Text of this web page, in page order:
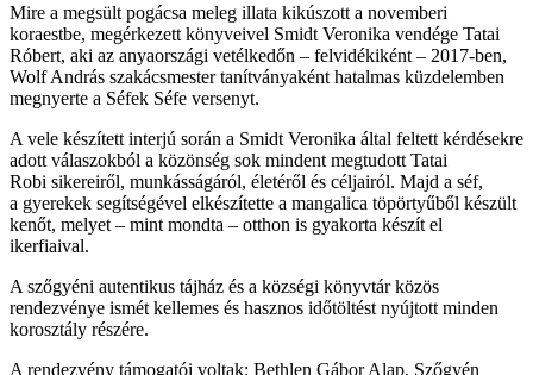
Mire a megsült pogácsa meleg illata kikúszott a novemberi
koraestbe, megérkezett könyveivel Smidt Veronika vendége Tatai
Róbert, aki az anyaországi vetélkedőn – felvidékiként – 2017-ben,
Wolf András szakácsmester tanítványaként hatalmas küzdelemben
megnyerte a Séfek Séfe versenyt.
A vele készített interjú során a Smidt Veronika által feltett kérdésekre
adott válaszokból a közönség sok mindent megtudott Tatai
Robi sikereiről, munkásságáról, életéről és céljairól. Majd a séf,
a gyerekek segítségével elkészítette a mangalica töpörtyűből készült
kenőt, melyet – mint mondta – otthon is gyakorta készít el
ikerfiaival.
A szőgyéni autentikus tájház és a községi könyvtár közös
rendezvénye ismét kellemes és hasznos időtöltést nyújtott minden
korosztály részére.
A rendezvény támogatói voltak: Bethlen Gábor Alap, Szőgyén